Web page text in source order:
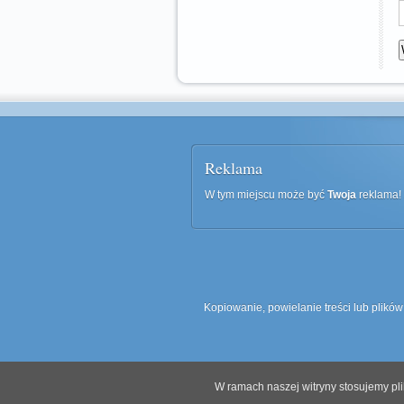
Reklama
W tym miejscu może być Twoja reklama!
Kopiowanie, powielanie treści lub
W ramach naszej witryny stosujemy